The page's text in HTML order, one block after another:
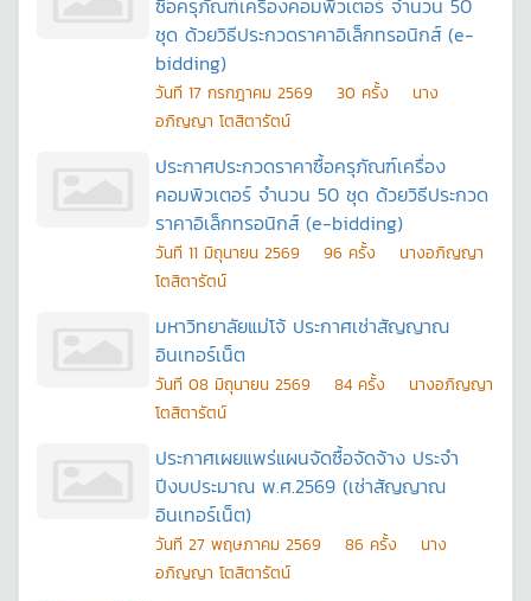
ซื้อครุภัณฑ์เครื่องคอมพิวเตอร์ จำนวน 50
ชุด ด้วยวิธีประกวดราคาอิเล็กทรอนิกส์ (e-
bidding)
วันที 17 กรกฎาคม 2569 30 ครั้ง
นาง
อภิญญา โตสิตารัตน์
ประกาศประกวดราคาซื้อครุภัณฑ์เครื่อง
คอมพิวเตอร์ จำนวน 50 ชุด ด้วยวิธีประกวด
ราคาอิเล็กทรอนิกส์ (e-bidding)
วันที 11 มิถุนายน 2569 96 ครั้ง
นางอภิญญา
โตสิตารัตน์
มหาวิทยาลัยแม่โจ้ ประกาศเช่าสัญญาณ
อินเทอร์เน็ต
วันที 08 มิถุนายน 2569 84 ครั้ง
นางอภิญญา
โตสิตารัตน์
ประกาศเผยแพร่แผนจัดซื้อจัดจ้าง ประจำ
ปีงบประมาณ พ.ศ.2569 (เช่าสัญญาณ
อินเทอร์เน็ต)
วันที 27 พฤษภาคม 2569 86 ครั้ง
นาง
อภิญญา โตสิตารัตน์